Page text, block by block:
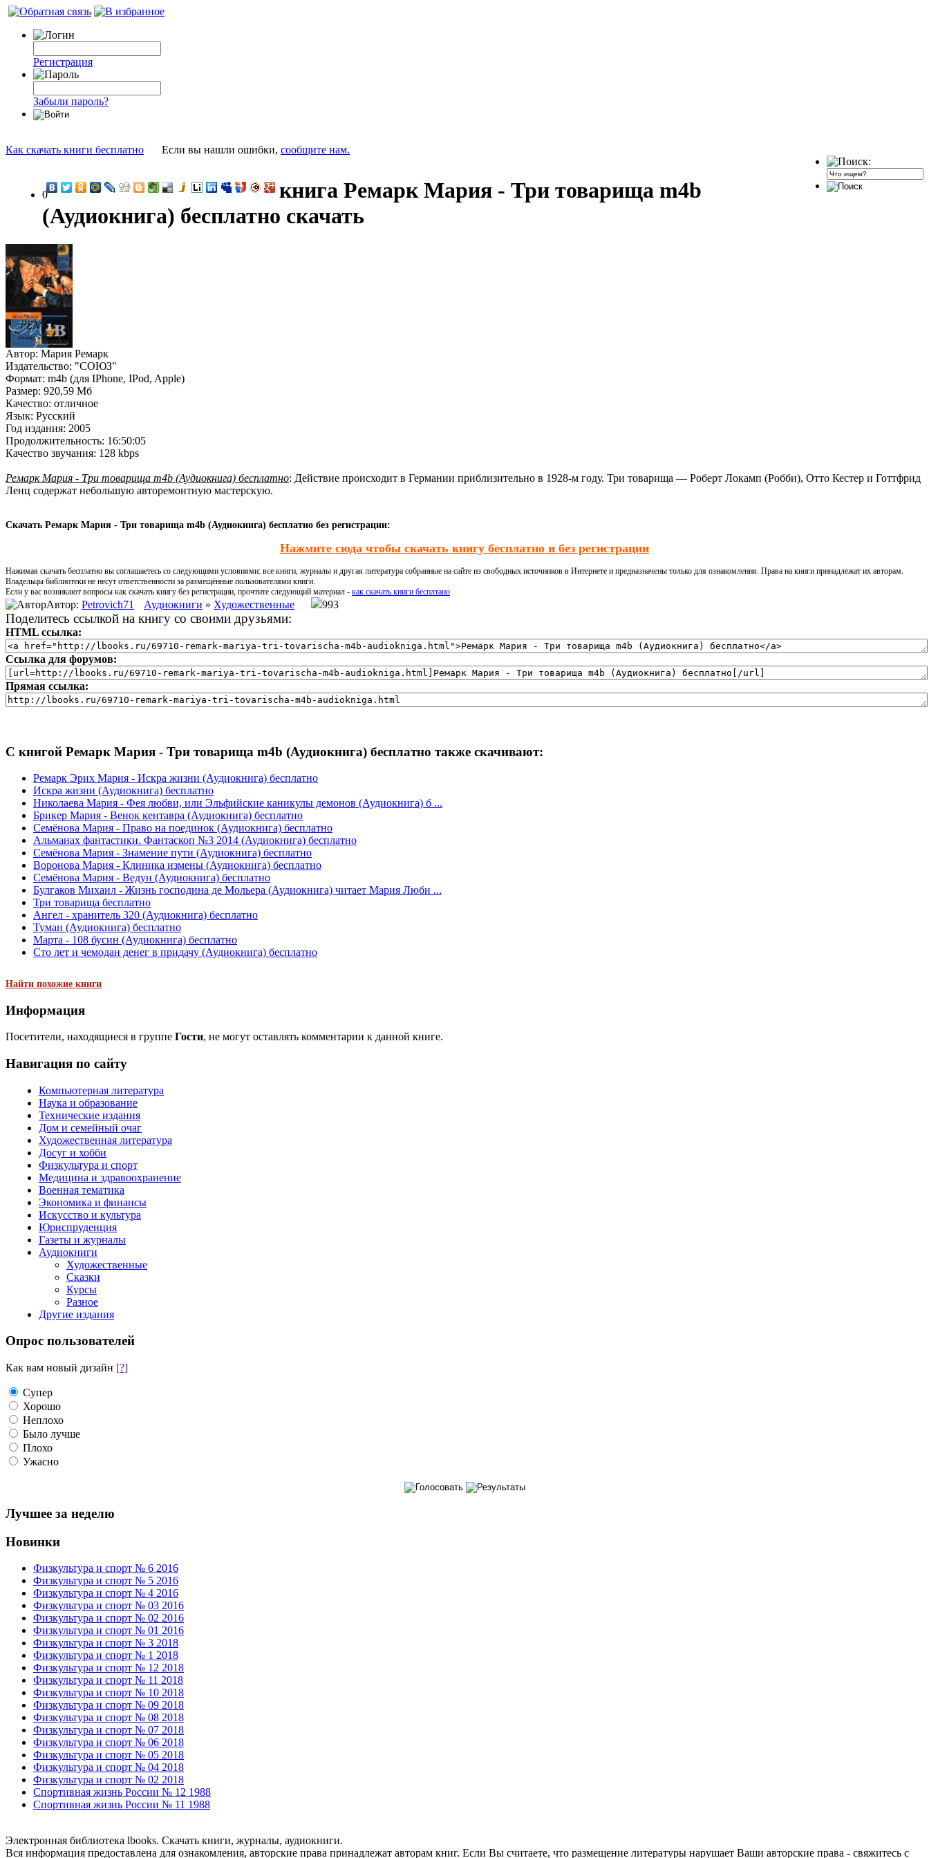
Регистрация
Забыли пароль?
Как скачать книги бесплатно Если вы нашли ошибки, сообщите нам.
0
книга Ремарк Мария - Три товарища m4b
(Аудиокнига) бесплатно скачать
Автор: Мария Ремарк
Издательство: "СОЮЗ"
Формат: m4b (для IPhone, IPod, Apple)
Размер: 920,59 Мб
Качество: отличное
Язык: Русский
Год издания: 2005
Продолжительность: 16:50:05
Качество звучания: 128 kbps
Ремарк Мария - Три товарища m4b (Аудиокнига) бесплатно: Действие происходит в Германии приблизительно в 1928-м году. Три товарища — Роберт Локамп (Робби), Отто Кестер и Готтфрид
Ленц содержат небольшую авторемонтную мастерскую.
Скачать Ремарк Мария - Три товарища m4b (Аудиокнига) бесплатно без регистрации:
Нажмите сюда чтобы скачать книгу бесплатно и без регистрации
Нажимая скачать бесплатно вы соглашаетесь со следующими условиями: все книги, журналы и другая литература собранные на сайте из свободных источников в Интернете и предназначены только для ознакомления. Права на книги принадлежат их авторам.
Владельцы библиотеки не несут ответственности за размещённые пользователями книги.
Если у вас возникают вопросы как скачать книгу без регистрации, прочтите следующий материал - как скачать книги бесплтано
Автор: Petrovich71 Аудиокниги » Художественные 993
Поделитесь ссылкой на книгу со своими друзьями:
HTML ссылка:
Ссылка для форумов:
Прямая ссылка:
С книгой Ремарк Мария - Три товарища m4b (Аудиокнига) бесплатно также скачивают:
Ремарк Эрих Мария - Искра жизни (Аудиокнига) бесплатно
Искра жизни (Аудиокнига) бесплатно
Николаева Мария - Фея любви, или Эльфийские каникулы демонов (Аудиокнига) б ...
Брикер Мария - Венок кентавра (Аудиокнига) бесплатно
Семёнова Мария - Право на поединок (Аудиокнига) бесплатно
Альманах фантастики. Фантаскоп №3 2014 (Аудиокнига) бесплатно
Семёнова Мария - Знамение пути (Аудиокнига) бесплатно
Воронова Мария - Клиника измены (Аудиокнига) бесплатно
Семёнова Мария - Ведун (Аудиокнига) бесплатно
Булгаков Михаил - Жизнь господина де Мольера (Аудиокнига) читает Мария Люби ...
Три товарища бесплатно
Ангел - хранитель 320 (Аудиокнига) бесплатно
Туман (Аудиокнига) бесплатно
Марта - 108 бусин (Аудиокнига) бесплатно
Сто лет и чемодан денег в придачу (Аудиокнига) бесплатно
Найти похожие книги
Информация
Посетители, находящиеся в группе Гости, не могут оставлять комментарии к данной книге.
Навигация по сайту
Компьютерная литература
Наука и образование
Технические издания
Дом и семейный очаг
Художественная литература
Досуг и хобби
Физкультура и спорт
Медицина и здравоохранение
Военная тематика
Экономика и финансы
Искусство и культура
Юриспруденция
Газеты и журналы
Аудиокниги
Художественные
Сказки
Курсы
Разное
Другие издания
Опрос пользователей
Как вам новый дизайн [?]
Супер
Хорошо
Неплохо
Было лучше
Плохо
Ужасно
Лучшее за неделю
Новинки
Физкультура и спорт № 6 2016
Физкультура и спорт № 5 2016
Физкультура и спорт № 4 2016
Физкультура и спорт № 03 2016
Физкультура и спорт № 02 2016
Физкультура и спорт № 01 2016
Физкультура и спорт № 3 2018
Физкультура и спорт № 1 2018
Физкультура и спорт № 12 2018
Физкультура и спорт № 11 2018
Физкультура и спорт № 10 2018
Физкультура и спорт № 09 2018
Физкультура и спорт № 08 2018
Физкультура и спорт № 07 2018
Физкультура и спорт № 06 2018
Физкультура и спорт № 05 2018
Физкультура и спорт № 04 2018
Физкультура и спорт № 02 2018
Спортивная жизнь России № 12 1988
Спортивная жизнь России № 11 1988
Электронная библиотека lbooks. Скачать книги, журналы, аудиокниги.
Вся информация предоставлена для ознакомления, авторские права принадлежат авторам книг. Если Вы считаете, что размещение литературы нарушает Ваши авторские права - свяжитесь с